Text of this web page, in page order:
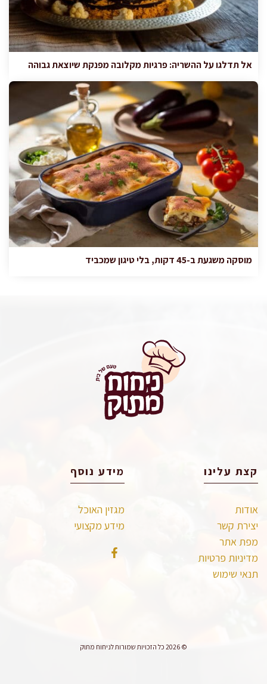
אל תדלגו על ההשריה: פרגיות מקלובה מפנקת שיוצאת גבוהה
מוסקה משגעת ב-45 דקות, בלי טיגון שמכביד
קצת עלינו
אודות
יצירת קשר
מפת אתר
מדיניות פרטיות
תנאי שימוש
מידע נוסף
מגזין האוכל
מידע מקצועי
© 2026 כל הזכויות שמורות לניחוח מתוק